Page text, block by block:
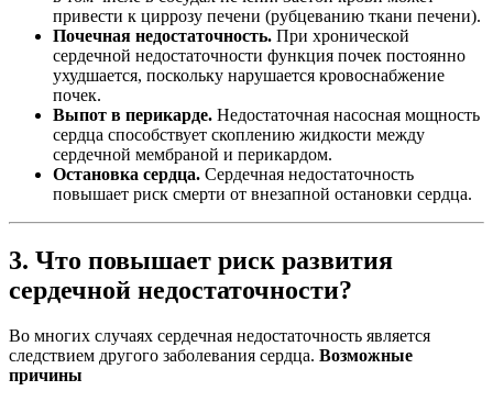
привести к циррозу печени (рубцеванию ткани печени).
Почечная недостаточность. При хронической
сердечной недостаточности функция почек постоянно
ухудшается, поскольку нарушается кровоснабжение
почек.
Выпот в перикарде. Недостаточная насосная мощность
сердца способствует скоплению жидкости между
сердечной мембраной и перикардом.
Остановка сердца. Сердечная недостаточность
повышает риск смерти от внезапной остановки сердца.
3. Что повышает риск развития
сердечной недостаточности?
Во многих случаях сердечная недостаточность является
следствием другого заболевания сердца. Возможные
причины